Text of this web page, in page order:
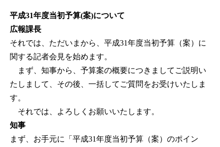
平成31年度当初予算(案)について
広報課長
それでは、ただいまから、平成31年度当初予算（案）に
関する記者会見を始めます。
まず、知事から、予算案の概要につきましてご説明い
たしまして、その後、一括してご質問をお受けいたしま
す。
それでは、よろしくお願いいたします。
知事
まず、お手元に「平成31年度当初予算（案）のポイン